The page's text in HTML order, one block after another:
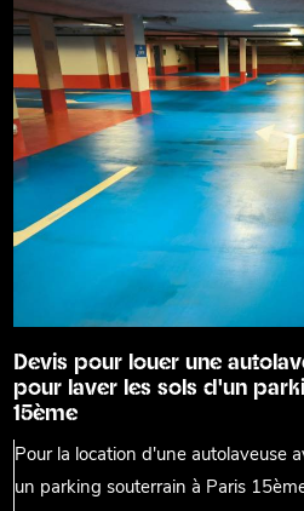
Devis pour louer une
pour laver les sols d'un
15ème
Pour la location d'une autolaveuse
un parking souterrain à Paris